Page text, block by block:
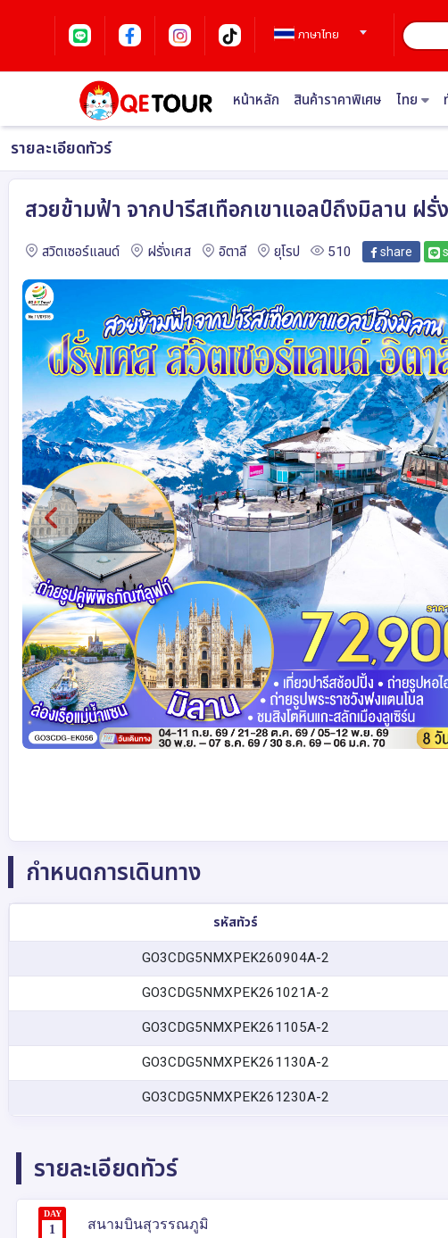
ภาษาไทย
หน้าหลัก สินค้าราคาพิเศษ ไทย
รายละเอียดทัวร์
สวยข้ามฟ้า จากปารีสเทือกเขาแอลป์ถึงมิลาน ฝ
สวิตเซอร์แลนด์ ฝรั่งเศส อิตาลี ยุโรป 510 share
กำหนดการเดินทาง
รหัสทัวร์
GO3CDG5NMXPEK260904A-2
GO3CDG5NMXPEK261021A-2
GO3CDG5NMXPEK261105A-2
GO3CDG5NMXPEK261130A-2
GO3CDG5NMXPEK261230A-2
รายละเอียดทัวร์
DAY
1 สนามบินสุวรรณภูมิ